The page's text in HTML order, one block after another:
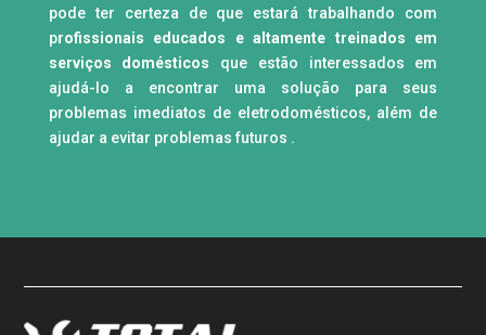
pode ter certeza de que estará trabalhando com
profissionais educados e altamente treinados em
serviços domésticos que estão interessados ​​em
ajudá-lo a encontrar uma solução para seus
problemas imediatos de eletrodomésticos, além de
ajudar a evitar problemas futuros .